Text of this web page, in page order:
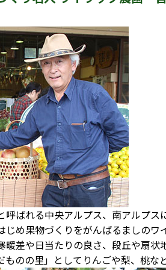
呼ばれる中央アルプス、南アルプス
じめ果物づくりをがんばるましのワ
暖差や日当たりの良さ、段丘や扇状
ものの里」としてりんごや梨、桃な